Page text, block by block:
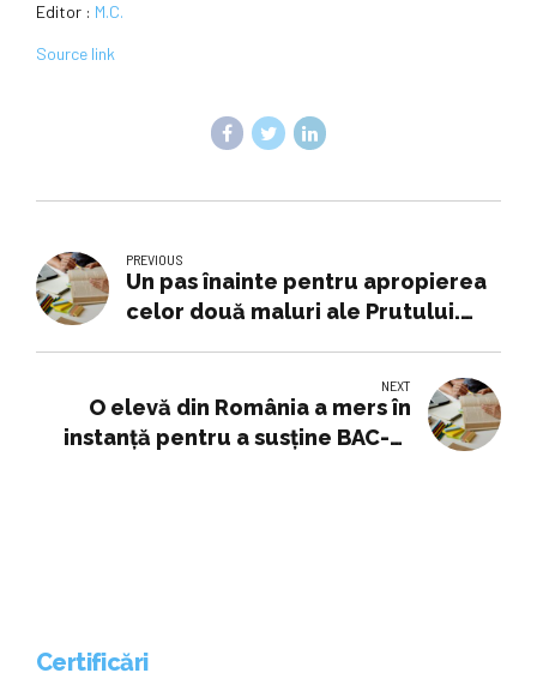
Editor : M.C.
Source link
PREVIOUS
Un pas înainte pentru apropierea
celor două maluri ale Prutului.
și competiții sportive comune –
Cotidianul
NEXT
O elevă din România a mers în
instanţă pentru a susţine BAC-ul
Certificări